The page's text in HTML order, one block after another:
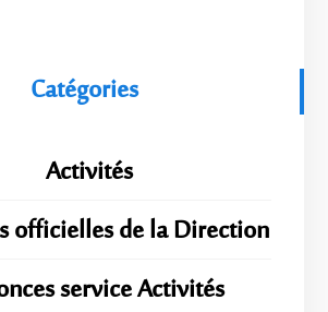
Catégories
Activités
officielles de la Direction
service Activités